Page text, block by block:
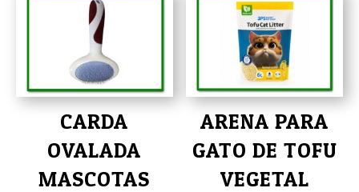
CARDA
OVALADA
MASCOTAS
ARENA PARA
GATO DE TOFU
VEGETAL